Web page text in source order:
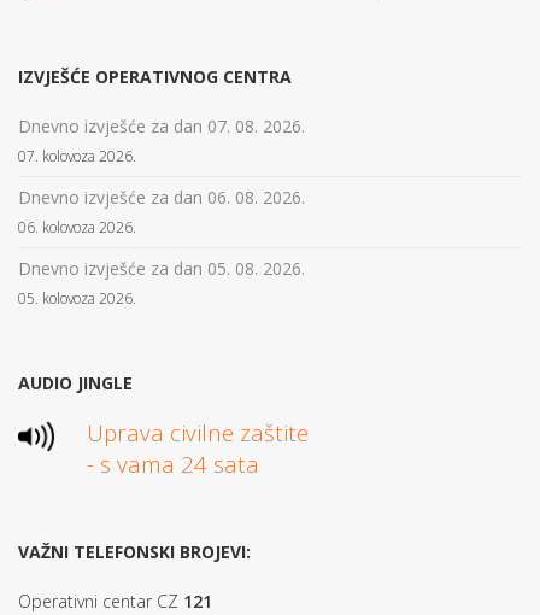
IZVJEŠĆE OPERATIVNOG CENTRA
Dnevno izvješće za dan 07. 08. 2026.
07. kolovoza 2026.
Dnevno izvješće za dan 06. 08. 2026.
06. kolovoza 2026.
Dnevno izvješće za dan 05. 08. 2026.
05. kolovoza 2026.
AUDIO JINGLE
Uprava civilne zaštite
- s vama 24 sata
VAŽNI TELEFONSKI BROJEVI:
Operativni centar CZ 121